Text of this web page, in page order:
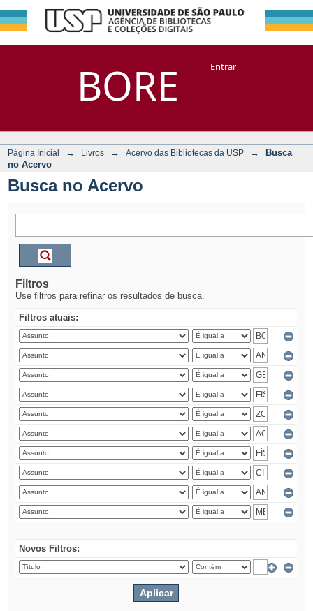
BORE
Busca no Acervo
DSpace/Manakin + CoriscoEntrar
Página Inicial → Livros → Acervo das Bibliotecas da USP →
Busca
no Acervo
Busca no Acervo
Filtros
Use filtros para refinar os resultados de busca.
Filtros atuais:
Novos Filtros: